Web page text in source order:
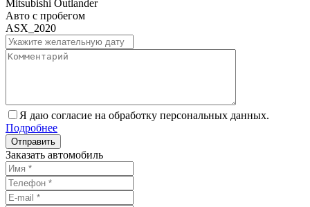
Mitsubishi Outlander
Авто с пробегом
ASX_2020
Я даю согласие на обработку персональных данных.
Подробнее
Заказать автомобиль